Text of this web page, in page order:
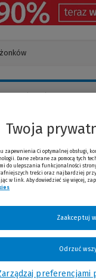
(NBP)
Twoja
zapewnienia Ci optymalnej obsługi,
Dane zebrane za pomocą tych
do ulepszania funkcjonalności
treści oraz najbardziej
w link. Aby dowiedzieć się więcej,
preferencjami
Odrzuć
Zaakceptuj